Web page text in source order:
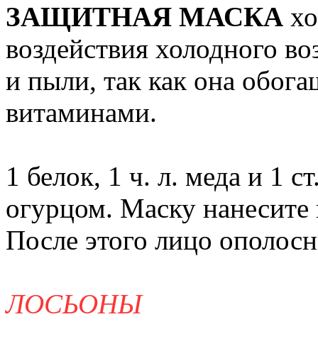
ЗАЩИТНАЯ МАСКА
воздействия холодного
и пыли, так как она
витаминами.
1 белок, 1 ч. л. меда и 1
огурцом. Маску нанесите
После этого лицо
ЛОСЬОНЫ